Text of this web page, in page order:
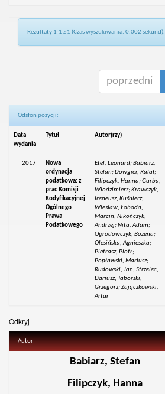
Rezultaty 1-1 z 1 (Czas wyszukiwania: 0.002 sekund).
poprzedni
Odsłon pozycji:
Data
wydania
Tytuł Autor(rzy)
2017
Nowa
ordynacja
podatkowa: z
prac Komisji
Kodyfikacyjnej
Ogólnego
Prawa
Podatkowego
Etel, Leonard; Babiarz,
Stefan; Dowgier, Rafał;
Filipczyk, Hanna; Gurba,
Włodzimierz; Krawczyk,
Ireneusz; Kuśnierz,
Wiesław; Łoboda,
Marcin; Nikończyk,
Andrzej; Nita, Adam;
Ogrodowczyk, Bożena;
Olesińska, Agnieszka;
Pietrasz, Piotr;
Popławski, Mariusz;
Rudowski, Jan; Strzelec,
Dariusz; Taborski,
Grzegorz; Zajączkowski,
Artur
Odkryj
Autor
Babiarz, Stefan
Filipczyk, Hanna